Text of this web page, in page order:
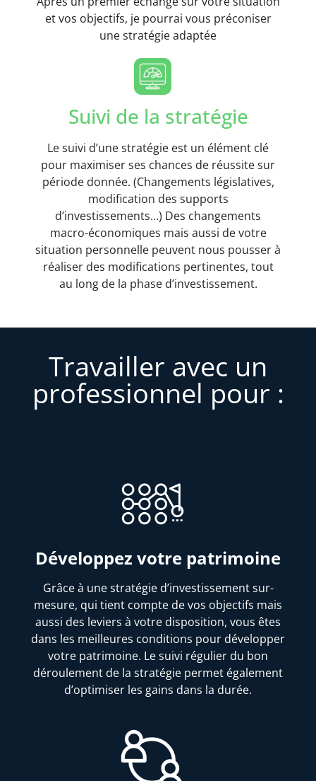
et vos objectifs, je pourrai vous préconiser
une stratégie adaptée
Suivi de la stratégie
Le suivi d’une stratégie est un élément clé
pour maximiser ses chances de réussite sur
période donnée. (Changements législatives,
modification des supports
d’investissements…) Des changements
macro-économiques mais aussi de votre
situation personnelle peuvent nous pousser à
réaliser des modifications pertinentes, tout
au long de la phase d’investissement.
Travailler avec un
professionnel pour :
Développez votre patrimoine
Grâce à une stratégie d’investissement sur-
mesure, qui tient compte de vos objectifs mais
aussi des leviers à votre disposition, vous êtes
dans les meilleures conditions pour développer
votre patrimoine. Le suivi régulier du bon
déroulement de la stratégie permet également
d’optimiser les gains dans la durée.